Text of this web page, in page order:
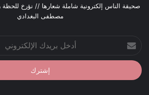
صحيقة الناس إلكترونية شاملة شعارها // نؤرخ للحظة
مصطفى البغدادي
أدخل
بريدك
الإلكتروني